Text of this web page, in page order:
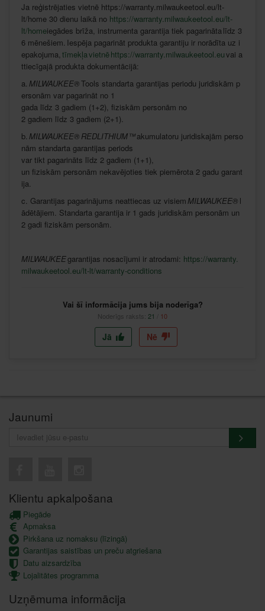
Ja reģistrējaties vietnē https://warranty.milwaukeetool.eu/lt-
lt/home 30 dienu laikā no https://warranty.milwaukeetool.eu/lt-
lt/homeiegādes brīža instrumenta garantija tiek pagarināta līdz 3
6 mēnešiem Iespēja pagarināt produkta garantiju ir norādīta uz i
epakojuma tīmekļa vietnēhttps://warranty.milwaukeetool.euvai a
ttiecīgajā produkta dokumentācijā:
a. MILWAUKEE®Tools standarta garantijas periodu juridiskām p
ersonām var pagarināt no 1
gada līdz 3 gadiem (1+2), fiziskām personām no
2 gadiem līdz 3 gadiem (2+1).
b. MILWAUKEE® REDLITHIUM™akumulatoru juridiskajām perso
nām standarta garantijas periods
var tikt pagarināts līdz 2 gadiem (1+1),
un fiziskām personām nekavējoties tiek piemērota 2 gadu garant
ija
c. Garantijas pagarinājums neattiecas uz visiem MILWAUKEE® l
ādētājiem Standarta garantija ir 1 gads juridiskām personām un
2 gadi fiziskām personām
MILWAUKEEgarantijas nosacījumi ir atrodami: https://warranty.
milwaukeetool.eu/lt-lt/warranty-conditions
Vai šī informācija jums bija noderīga?
Noderīgs raksts: 21 10
Jā Nē
Jaunumi
Klientu apkalpošana
Piegāde
Apmaksa
Pirkšana uz nomaksu (līzingā)
Garantijas saistības un preču atgriešana
Datu aizsardzība
Lojalitātes programma
Uzņēmuma informācija